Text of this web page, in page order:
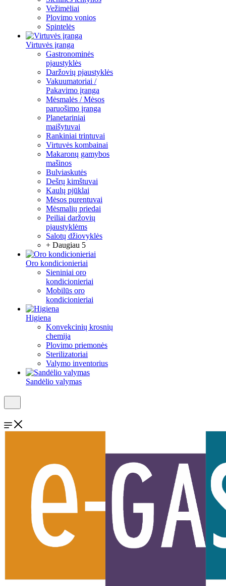
Vežimėliai
Plovimo vonios
Spintelės
Virtuvės įranga
Gastronominės
pjaustyklės
Daržovių pjaustyklės
Vakuumatoriai /
Pakavimo įranga
Mėsmalės / Mėsos
paruošimo įranga
Planetariniai
maišytuvai
Rankiniai trintuvai
Virtuvės kombainai
Makaronų gamybos
mašinos
Bulviaskutės
Dešrų kimštuvai
Kaulų pjūklai
Mėsos purentuvai
Mėsmalių priedai
Peiliai daržovių
pjaustyklėms
Salotų džiovyklės
+ Daugiau 5
Oro kondicionieriai
Sieniniai oro
kondicionieriai
Mobilūs oro
kondicionieriai
Higiena
Konvekcinių krosnių
chemija
Plovimo priemonės
Sterilizatoriai
Valymo inventorius
Sandėlio valymas